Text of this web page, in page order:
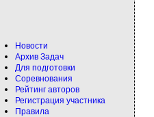
Новости
Архив Задач
Для подготовки
Соревнования
Рейтинг авторов
Регистрация участника
Правила